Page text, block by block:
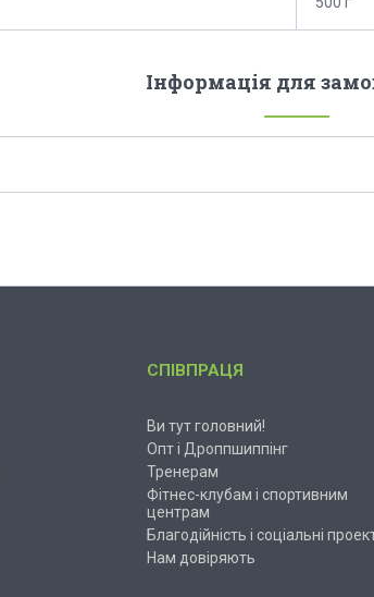
Інформація для
СПІВПРАЦЯ
Ви тут головний!
Опт і Дроппшиппінг
Тренерам
Фітнес-клубам і спортивним
центрам
Благодійність і соціальні
Нам довіряють